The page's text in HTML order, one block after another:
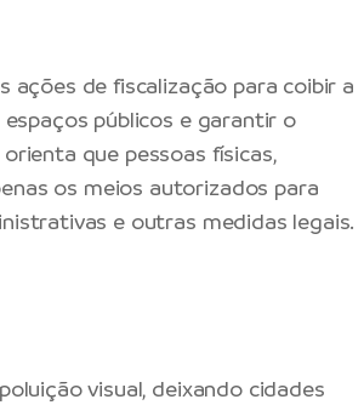
ações de fiscalização para coibir a
públicos e garantir o
que pessoas físicas,
os meios autorizados para
e outras medidas legais.
visual, deixando cidades